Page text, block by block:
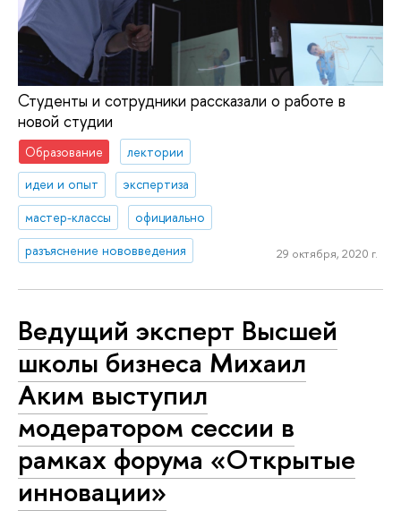
Студенты и сотрудники рассказали о работе в
новой студии
Образование
лектории
идеи и опыт
экспертиза
мастер-классы
официально
разъяснение нововведения
29 октября, 2020 г.
Ведущий эксперт Высшей
школы бизнеса Михаил
Аким выступил
модератором сессии в
рамках форума «Открытые
инновации»